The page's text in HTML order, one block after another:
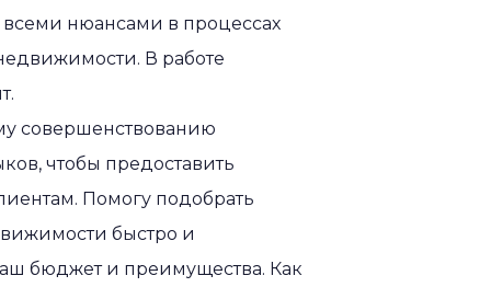
нюансами в процессах
В работе
совершенствованию
чтобы предоставить
Помогу подобрать
быстро и
бюджет и преимущества. Как